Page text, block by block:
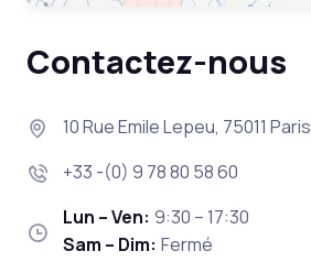
Contactez-nous
10 Rue Emile Lepeu, 75011 Paris
+33 -(0) 9 78 80 58 60
Lun – Ven: 9:30 – 17:30
Sam – Dim: Fermé